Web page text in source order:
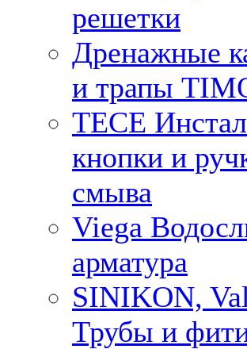
решетки
Дренажные
и трапы
TECE
кнопки и
смыва
Viega
арматура
SINIKON,
Трубы и